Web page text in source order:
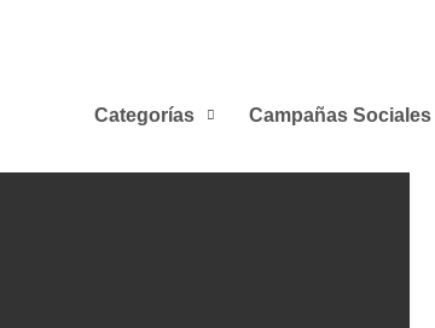
Categorías Campañas Sociales